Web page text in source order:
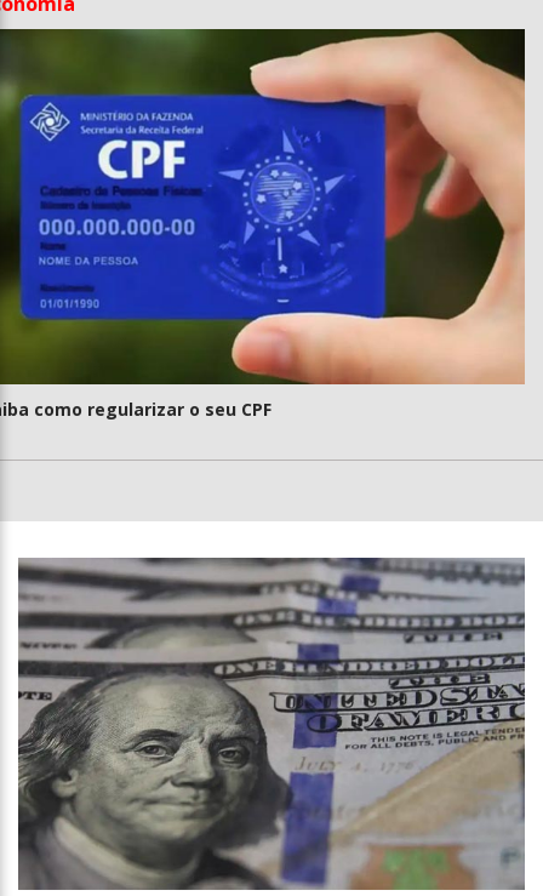
como regularizar o seu CPF